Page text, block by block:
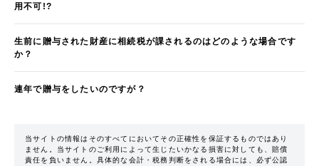
用不可!?
生前に贈与された財産に相続税が課されるのはどのような場合です
か？
連年で贈与をしたいのですが？
当サイトの情報はそのすべてにおいてその正確性を保証するものではあり
ません。当サイトのご利用によって生じたいかなる損害に対しても、賠償
責任を負いません。具体的な会計・税務判断をされる場合には、必ず公認